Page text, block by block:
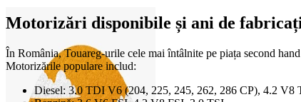
Motorizări disponibile și ani de
În România, Touareg-urile cele mai întâlnite pe piața second
Motorizările populare includ:
Diesel: 3.0 TDI V6 (204, 225, 245, 262, 286 CP), 4.2 V8